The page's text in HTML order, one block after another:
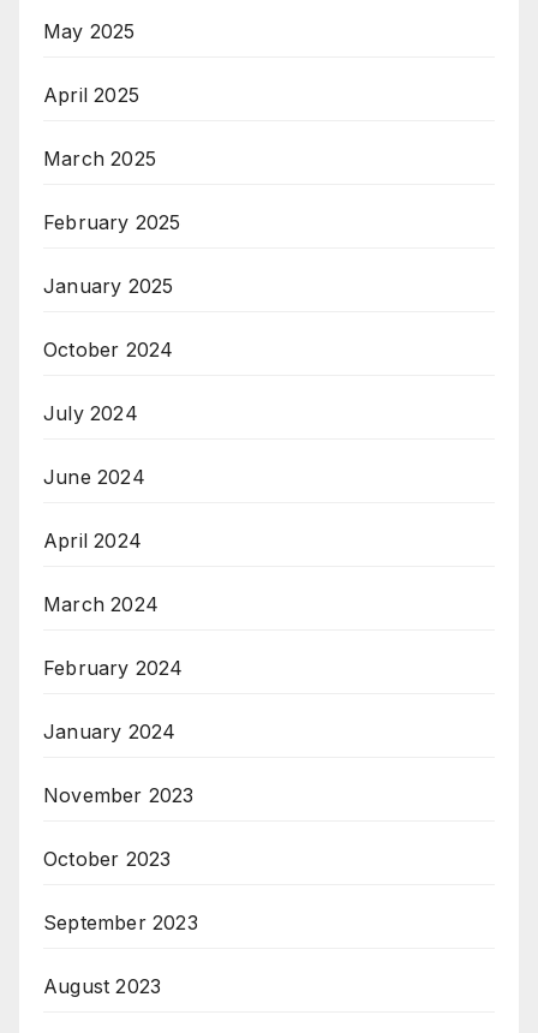
May 2025
April 2025
March 2025
February 2025
January 2025
October 2024
July 2024
June 2024
April 2024
March 2024
February 2024
January 2024
November 2023
October 2023
September 2023
August 2023